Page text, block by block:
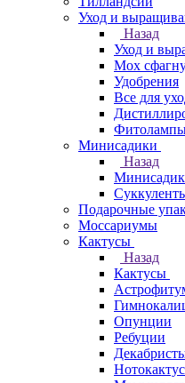
Уход и
Назад
Уход и
Мох
Удобрения
Все для
Фитолампы
Минисадики
Назад
Подарочные
Моссариумы
Кактусы
Назад
Кактусы
Опунции
Ребуции